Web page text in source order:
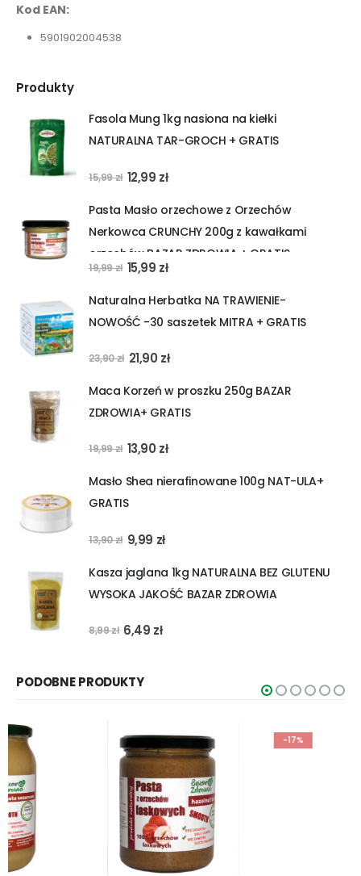
Kod EAN:
5901902004538
Produkty
Fasola Mung 1kg nasiona na kiełki
NATURALNA TAR-GROCH + GRATIS
15,99zł Pierwotna
wynosiła:
15,99 zł.
12,99 złAktualna
wynosi:
12,99 zł.
Pasta Masło orzechowe z Orzechów
Nerkowca CRUNCHY 200g z kawałkami
orzechów BAZAR ZDROWIA + GRATIS
19,99zł Pierwotna
wynosiła:
19,99 zł.
15,99 złAktualna
wynosi:
15,99 zł.
Naturalna Herbatka NA TRAWIENIE-
NOWOŚĆ -30 saszetek MITRA + GRATIS
23,90zł Pierwotna
wynosiła:
23,90 zł.
21,90 złAktualna
wynosi:
21,90 zł.
Maca Korzeń w proszku 250g BAZAR
ZDROWIA+ GRATIS
19,99zł Pierwotna
wynosiła:
19,99 zł.
13,90 złAktualna
wynosi:
Masło Shea nierafinowane 100g NAT-ULA+
GRATIS
13,90zł Pierwotna
wynosiła:
13,90 zł.
9,99 złAktualna
wynosi:
9,99 zł.
Kasza jaglana 1kg NATURALNA BEZ GLUTENU
WYSOKA JAKOŚĆ BAZAR ZDROWIA
8,99zł Pierwotna
8,99 zł.
6,49 złAktualna
PODOBNE PRODUKTY
-17%